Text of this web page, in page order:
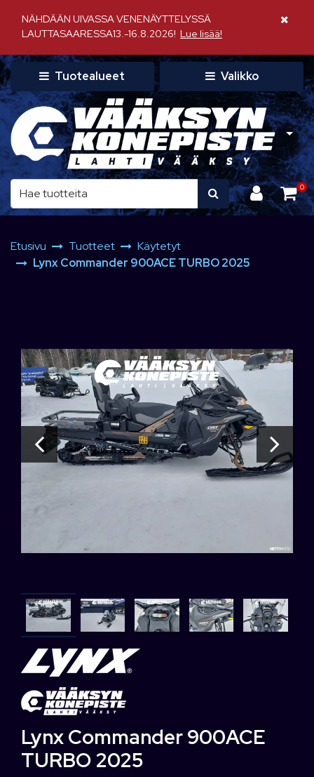
NÄHDÄÄN UIVASSA VENENÄYTTELYSSÄ
LAUTTASAARESSA13.-16.8.2026! Lue lisää!
Sulje
Tuotealueet Valikko
0
Etusivu Tuotteet
Käytetyt
Lynx Commander 900ACE TURBO 2025
Lynx Commander 900ACE
TURBO 2025